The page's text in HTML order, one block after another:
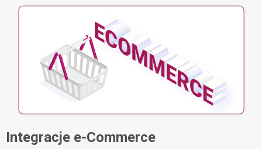
Integracje e-Commerce